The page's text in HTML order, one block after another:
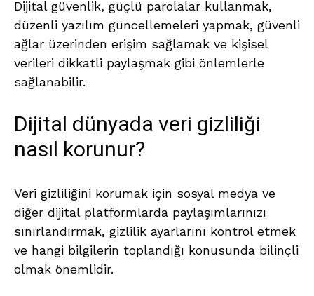
Dijital güvenlik, güçlü parolalar kullanmak,
düzenli yazılım güncellemeleri yapmak, güvenli
ağlar üzerinden erişim sağlamak ve kişisel
verileri dikkatli paylaşmak gibi önlemlerle
sağlanabilir.
Dijital dünyada veri gizliliği
nasıl korunur?
Veri gizliliğini korumak için sosyal medya ve
diğer dijital platformlarda paylaşımlarınızı
sınırlandırmak, gizlilik ayarlarını kontrol etmek
ve hangi bilgilerin toplandığı konusunda bilinçli
olmak önemlidir.